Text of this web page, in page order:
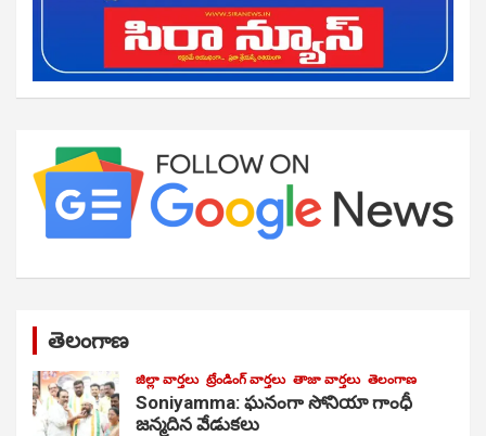
తెలంగాణ
జిల్లా వార్తలు ట్రేండింగ్ వార్తలు తాజా వార్తలు తెలంగాణ
Soniyamma: ఘ‌నంగా సోనియా గాంధీ
జ‌న్మ‌దిన వేడుక‌లు